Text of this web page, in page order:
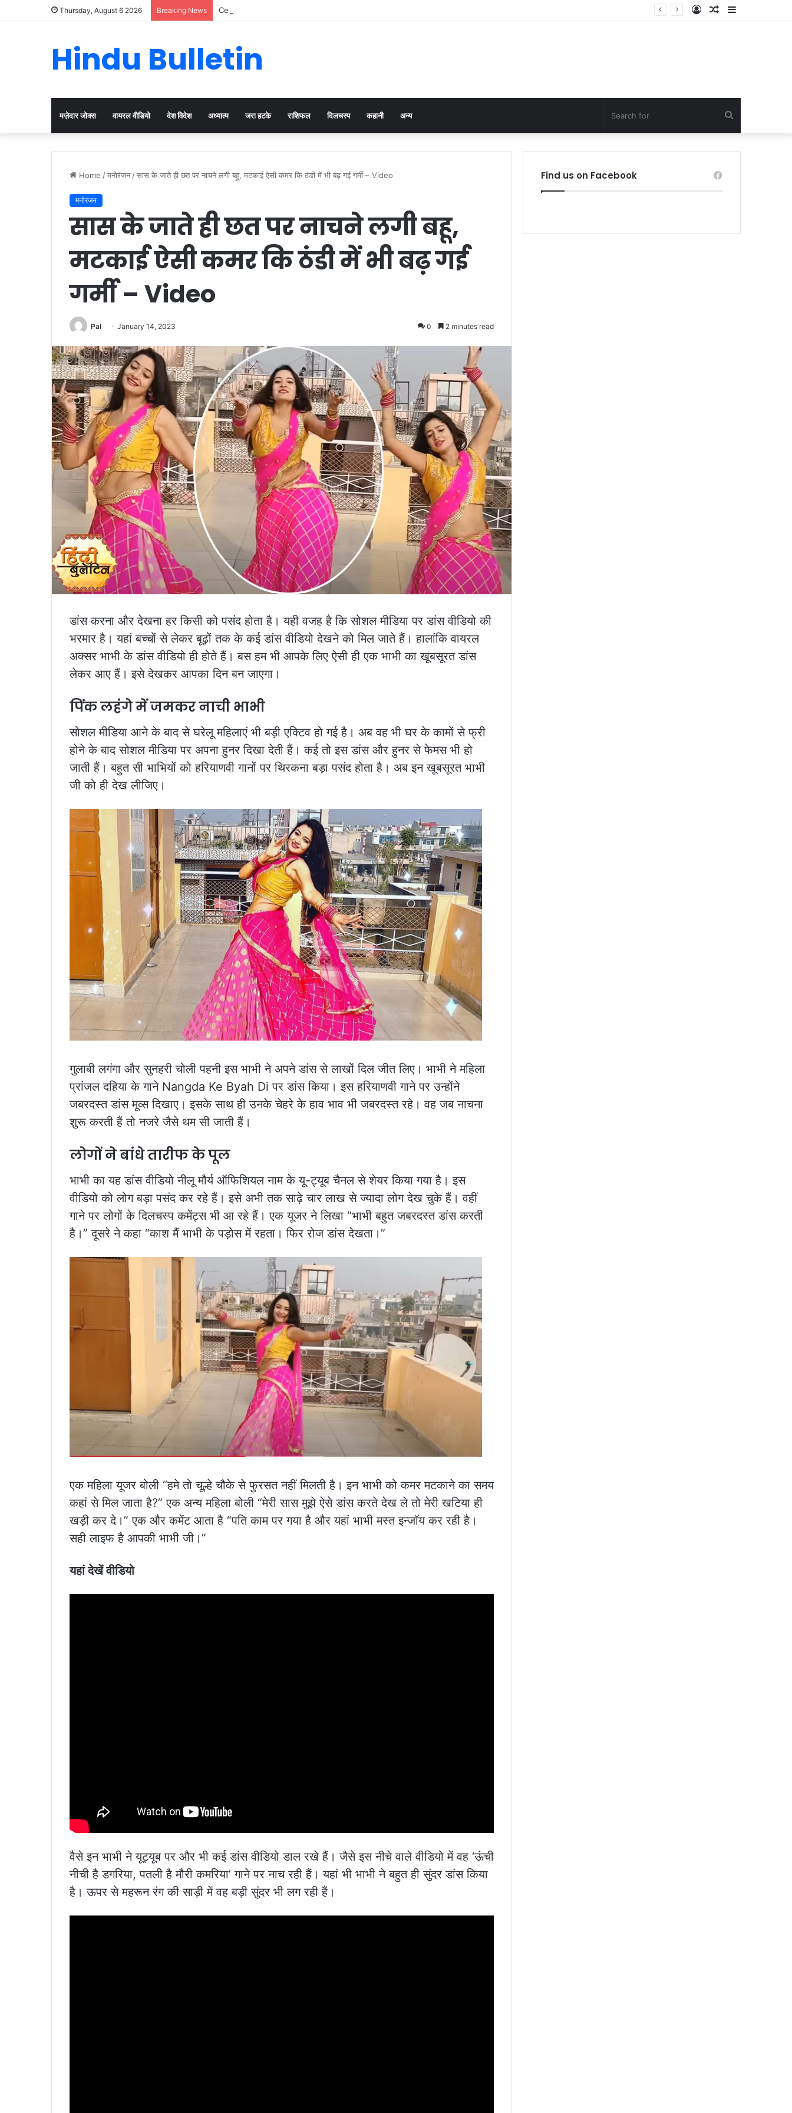
Thursday, August 6 2026 Breaking News Cervical Cancer Prevention in Men: Why HPV Vaccination for Males is Critical Sidebar
Random
Log
Hindu Bulletin
मज़ेदार जोक्स वायरल वीडियो देश विदेश अध्यात्म जरा हटके राशिफल दिलचस्प कहानी अन्य
for
Home /मनोरंजन /सास के जाते ही छत पर नाचने लगी बहू, मटकाई ऐसी कमर कि ठंडी में भी बढ़ गई गर्मी – Video
मनोरंजन
सास के जाते ही छत पर नाचने लगी बहू,
मटकाई ऐसी कमर कि ठंडी में भी बढ़ गई
गर्मी – Video
Pal January 14, 2023 0 2 minutes read
डांस करना और देखना हर किसी को पसंद होता है। यही वजह है कि सोशल मीडिया पर डांस वीडियो की
भरमार है। यहां बच्चों से लेकर बूढ़ों तक के कई डांस वीडियो देखने को मिल जाते हैं। हालांकि वायरल
अक्सर भाभी के डांस वीडियो ही होते हैं। बस हम भी आपके लिए ऐसी ही एक भाभी का खूबसूरत डांस
लेकर आए हैं। इसे देखकर आपका दिन बन जाएगा।
पिंक लहंगे में जमकर नाची भाभी
सोशल मीडिया आने के बाद से घरेलू महिलाएं भी बड़ी एक्टिव हो गई है। अब वह भी घर के कामों से फ्री
होने के बाद सोशल मीडिया पर अपना हुनर दिखा देती हैं। कई तो इस डांस और हुनर से फेमस भी हो
जाती हैं। बहुत सी भाभियों को हरियाणवी गानों पर थिरकना बड़ा पसंद होता है। अब इन खूबसूरत भाभी
जी को ही देख लीजिए।
गुलाबी लगंगा और सुनहरी चोली पहनी इस भाभी ने अपने डांस से लाखों दिल जीत लिए। भाभी ने महिला
प्रांजल दहिया के गाने Nangda Ke Byah Di पर डांस किया। इस हरियाणवी गाने पर उन्होंने
जबरदस्त डांस मूव्स दिखाए। इसके साथ ही उनके चेहरे के हाव भाव भी जबरदस्त रहे। वह जब नाचना
शुरू करती हैं तो नजरे जैसे थम सी जाती हैं।
लोगों ने बांधे तारीफ के पूल
भाभी का यह डांस वीडियो नीलू मौर्य ऑफिशियल नाम के यू-ट्यूब चैनल से शेयर किया गया है। इस
वीडियो को लोग बड़ा पसंद कर रहे हैं। इसे अभी तक साढ़े चार लाख से ज्यादा लोग देख चुके हैं। वहीं
गाने पर लोगों के दिलचस्प कमेंट्स भी आ रहे हैं। एक यूजर ने लिखा “भाभी बहुत जबरदस्त डांस करती
है।” दूसरे ने कहा “काश मैं भाभी के पड़ोस में रहता। फिर रोज डांस देखता।”
एक महिला यूजर बोली “हमे तो चूल्हे चौके से फुरसत नहीं मिलती है। इन भाभी को कमर मटकाने का समय
कहां से मिल जाता है?” एक अन्य महिला बोली “मेरी सास मुझे ऐसे डांस करते देख ले तो मेरी खटिया ही
खड़ी कर दे।” एक और कमेंट आता है “पति काम पर गया है और यहां भाभी मस्त इन्जॉय कर रही है।
सही लाइफ है आपकी भाभी जी।”
यहां देखें वीडियो
वैसे इन भाभी ने यूट्यूब पर और भी कई डांस वीडियो डाल रखे हैं। जैसे इस नीचे वाले वीडियो में वह ‘ऊंची
नीची है डगरिया, पतली है मौरी कमरिया’ गाने पर नाच रही हैं। यहां भी भाभी ने बहुत ही सुंदर डांस किया
है। ऊपर से महरून रंग की साड़ी में वह बड़ी सुंदर भी लग रही हैं।
Find us on Facebook